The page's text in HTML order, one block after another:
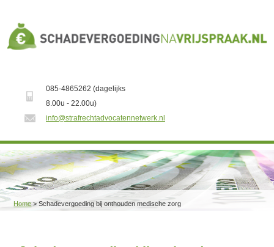
085-4865262 (dagelijks
8.00u - 22.00u)
info@strafrechtadvocatennetwerk.nl
Home>Schadevergoeding bij onthouden medische zorg